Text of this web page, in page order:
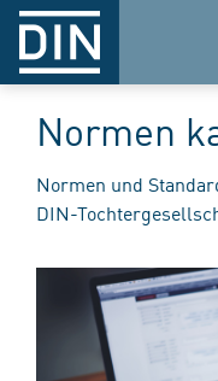
Normen
Normen und
DIN-